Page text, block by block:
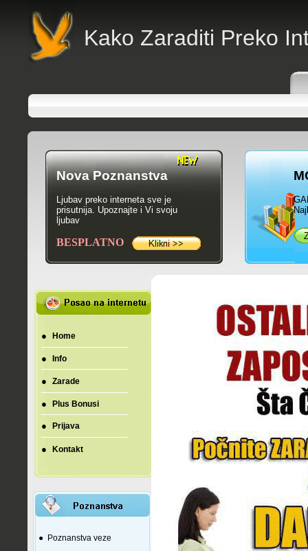
Kako Zaraditi Preko
Nova Poznanstva
Ljubav preko interneta sve je
prisutnija. Upoznajte i Vi svoju
ljubav
BESPLATNO
● Home
● Info
● Zarade
● Plus Bonusi
● Prijava
● Kontakt
● Poznanstva veze